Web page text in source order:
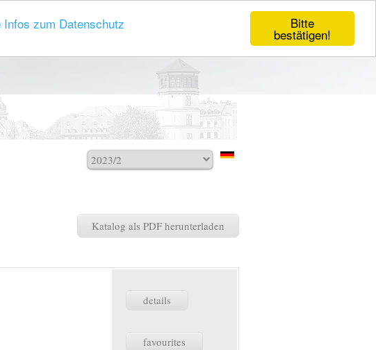
Bitte
bestätigen!
Infos zum Datenschutz
Katalog als PDF herunterladen
details
favourites